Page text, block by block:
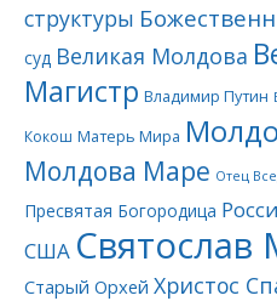
структуры
суд Великая Молдова
Магистр Владимир Путин
Кокош Матерь Мира
Молдова Маре Отец
Пресвятая Богородица
США Святослав
Старый Орхей Христос